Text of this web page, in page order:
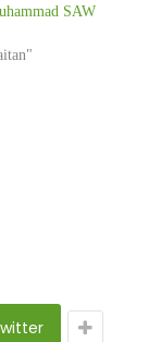
SAW